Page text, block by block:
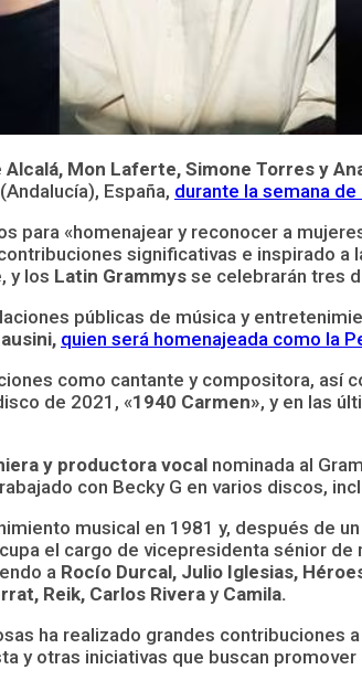
Alcalá, Mon Laferte, Simone Torres y
España, durante la semana de
para «homenajear y reconocer a
significativas e inspirado
, y los Latin Grammys se celebrarán tres
públicas de música y
quien será homenajeada como la
como cantante y compositora, así
de 2021, «1940 Carmen», y en las
y productora vocal nominada al
con Becky G en varios discos,
musical en 1981 y, después de
el cargo de vicepresidenta sénior
a Rocío Durcal, Julio Iglesias,
Reik, Carlos Rivera yCamila.
ha realizado grandes contribuciones
y otras iniciativas que buscan